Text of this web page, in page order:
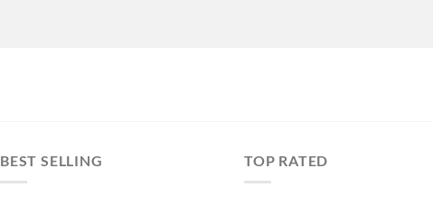
BEST SELLING TOP RATED